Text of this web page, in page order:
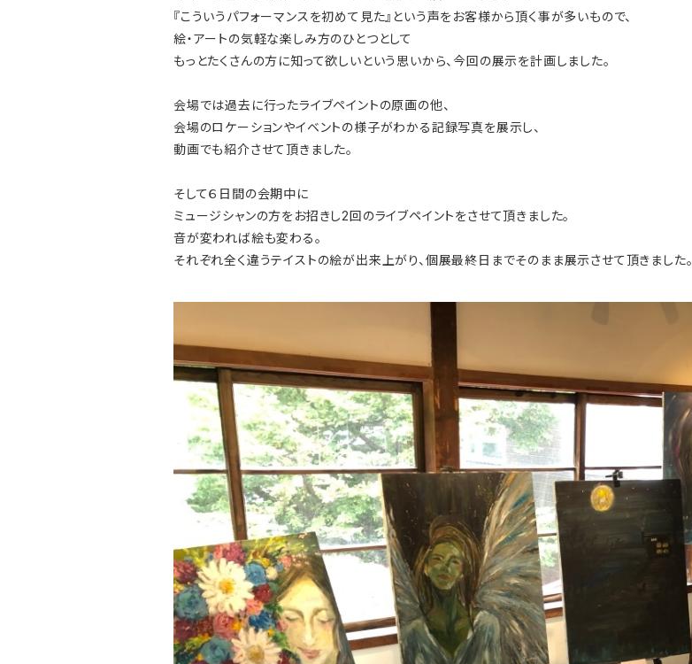
『こういうパフォーマンスを初めて見た』という声をお客様から頂く事が多いもので、
絵・アートの気軽な楽しみ方のひとつとして
もっとたくさんの方に知って欲しいという思いから、今回の展示を計画しました。
会場では過去に行ったライブペイントの原画の他、
会場のロケーションやイベントの様子がわかる記録写真を展示し、
動画でも紹介させて頂きました。
そして６日間の会期中に
ミュージシャンの方をお招きし2回のライブペイントをさせて頂きました。
音が変われば絵も変わる。
それぞれ全く違うテイストの絵が出来上がり、個展最終日までそのまま展示させて頂きました。